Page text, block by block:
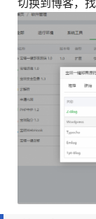
切换到博客，找